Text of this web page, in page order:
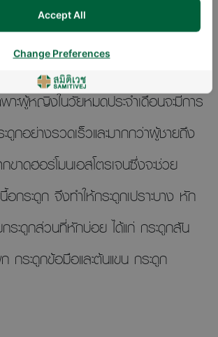
าวะความหนาแน่นลดลง โครงสร้างของ
มื่ออายุเข้าสู่เลข 3 นำหน้าร่างกายมี
เนื้อกระดูกใหม่ช้ากว่ากระบวนการสลาย
พาะผู้หญิงในวัยหมดประจำเดือนจะมีการ
กอย่างรวดเร็วและมากกว่าผู้ชายถึง
ขาดฮอร์โมนเอสโตรเจนซึ่งจะช่วย
กระดูก จึงทำให้กระดูกเปราะบาง หัก
ระดูกส่วนที่หักบ่อย ได้แก่ กระดูกสัน
กระดูกข้อมือและต้นแขน กระดูก
Accept All
Change Preferences